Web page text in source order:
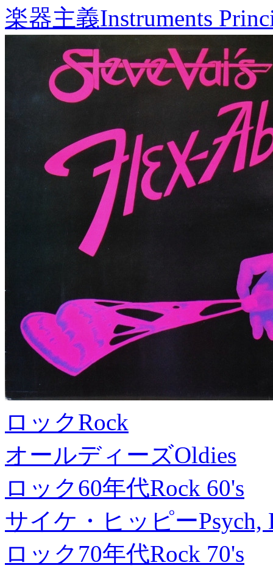
楽器主義Instruments
ロックRock
オールディーズOldies
ロック60年代Rock 60's
サイケ・ヒッピーPsych,
ロック70年代Rock 70's